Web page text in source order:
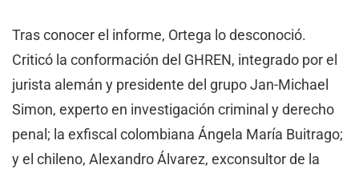
Tras conocer el informe, Ortega lo desconoció.
Criticó la conformación del GHREN, integrado por el
jurista alemán y presidente del grupo Jan-Michael
Simon, experto en investigación criminal y derecho
penal; la exfiscal colombiana Ángela María Buitrago;
y el chileno, Alexandro Álvarez, exconsultor de la